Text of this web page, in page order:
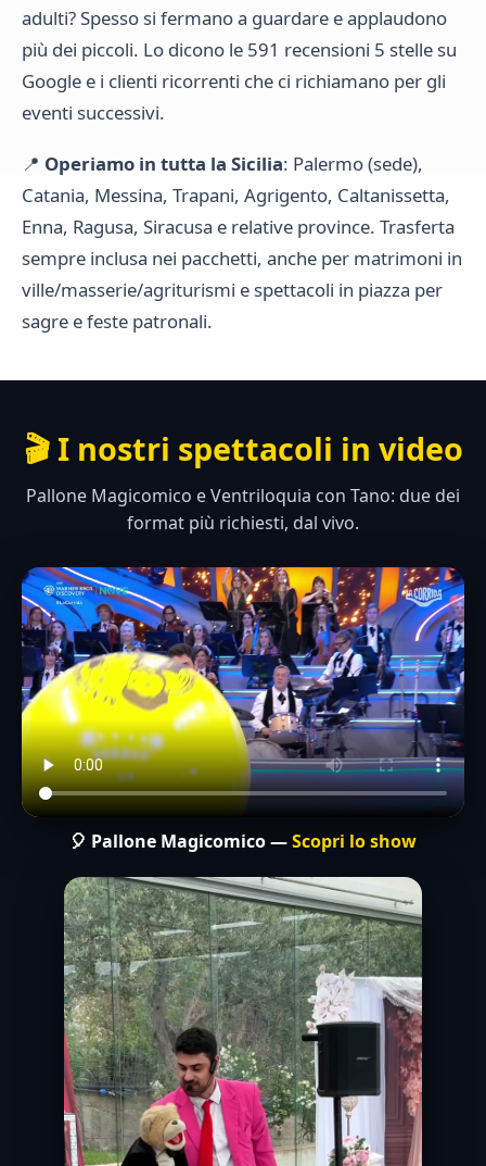
adulti? Spesso si fermano a guardare e applaudono
più dei piccoli. Lo dicono le 591 recensioni 5 stelle su
Google e i clienti ricorrenti che ci richiamano per gli
eventi successivi.
📍 Operiamo in tutta la Sicilia: Palermo (sede),
Catania, Messina, Trapani, Agrigento, Caltanissetta,
Enna, Ragusa, Siracusa e relative province. Trasferta
sempre inclusa nei pacchetti, anche per matrimoni in
ville/masserie/agriturismi e spettacoli in piazza per
sagre e feste patronali.
🎬 I nostri spettacoli in video
Pallone Magicomico e Ventriloquia con Tano: due dei
format più richiesti, dal vivo.
🎈 Pallone Magicomico —Scopri lo show